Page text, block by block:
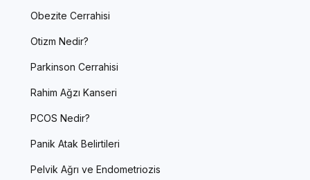
Obezite Cerrahisi
Otizm Nedir?
Parkinson Cerrahisi
Rahim Ağzı Kanseri
PCOS Nedir?
Panik Atak Belirtileri
Pelvik Ağrı ve Endometriozis